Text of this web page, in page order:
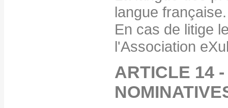
langue française.
En cas de litige
l'Association
ARTICLE 14